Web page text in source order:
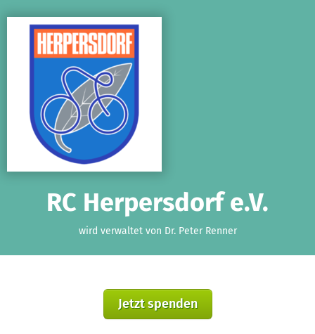
RC Herpersdorf e.V.
wird verwaltet von Dr. Peter Renner
Jetzt spenden